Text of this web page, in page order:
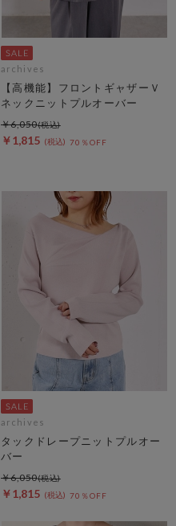
archives
【高機能】フロントギャザーＶ
ネックニットプルオーバー
￥1,815 70％OFF
￥6,050
archives
タックドレープニットプルオー
バー
￥1,815 70％OFF
￥6,050